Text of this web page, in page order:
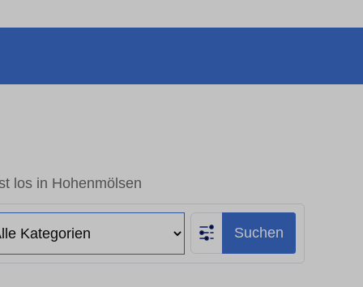
los in Hohenmölsen
Suchen